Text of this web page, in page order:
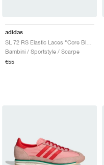
adidas
SL 72 RS Elastic Laces "Core Black & Cloud White"
Bambini / Sportstyle / Scarpe
€55